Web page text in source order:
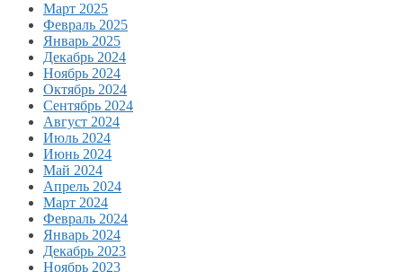
Март 2025
Февраль 2025
Январь 2025
Декабрь 2024
Ноябрь 2024
Октябрь 2024
Сентябрь 2024
Август 2024
Июль 2024
Июнь 2024
Май 2024
Апрель 2024
Март 2024
Февраль 2024
Январь 2024
Декабрь 2023
Ноябрь 2023